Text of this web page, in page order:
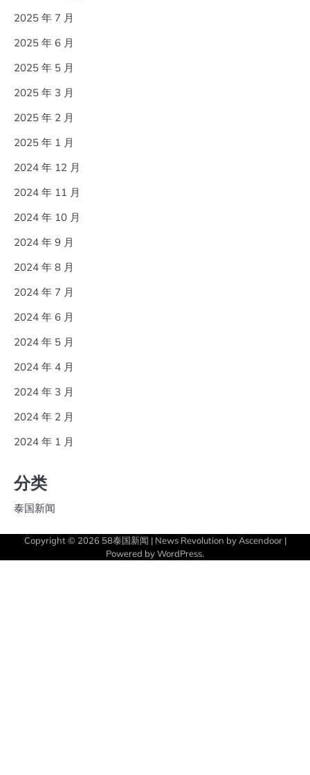
2025 年 7 月
2025 年 6 月
2025 年 5 月
2025 年 3 月
2025 年 2 月
2025 年 1 月
2024 年 12 月
2024 年 11 月
2024 年 10 月
2024 年 9 月
2024 年 8 月
2024 年 7 月
2024 年 6 月
2024 年 5 月
2024 年 4 月
2024 年 3 月
2024 年 2 月
2024 年 1 月
分类
泰国新闻
Copyright © 2026 58泰国新闻 | News Revolution by Ascendoor|
Powered byWordPress.